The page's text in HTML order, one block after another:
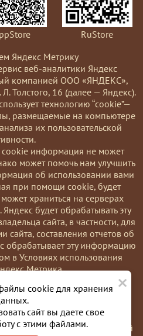
×
cookie для хранения
сайт вы даете свое
с этими файлами.
RuStore
Яндекс Метрику
веб-аналитики Яндекс
компанией ООО «ЯНДЕКС»,
Толстого, 16 (далее — Яндекс).
технологию “cookie”—
размещаемые на компьютере
их пользовательской
информация не может
может помочь нам улучшить
об использовании вами
при помощи cookie, будет
храниться на серверах
будет обрабатывать эту
сайта, в частности, для
сайта, составления отчетов об
обрабатывает эту информацию
в Условиях использования
Метрика.
cookies, выбрав
в браузере. Также вы можете
инструмент —
metrika/general/opt-out.html
на работу некоторых функций